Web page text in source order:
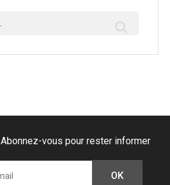
Abonnez-vous pour rester informer